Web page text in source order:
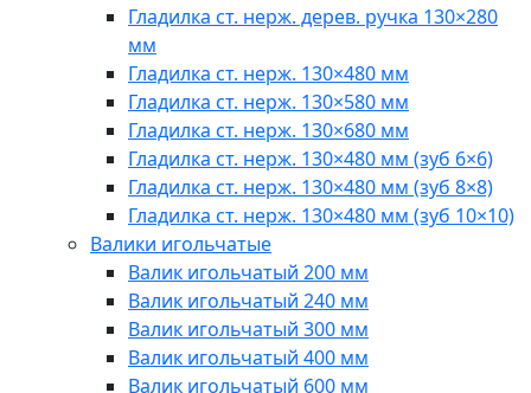
Гладилка ст. нерж. дерев. ручка 130×280
мм
Гладилка ст. нерж. 130×480 мм
Гладилка ст. нерж. 130×580 мм
Гладилка ст. нерж. 130×680 мм
Гладилка ст. нерж. 130×480 мм (зуб 6×6)
Гладилка ст. нерж. 130×480 мм (зуб 8×8)
Гладилка ст. нерж. 130×480 мм (зуб 10×10)
Валики игольчатые
Валик игольчатый 200 мм
Валик игольчатый 240 мм
Валик игольчатый 300 мм
Валик игольчатый 400 мм
Валик игольчатый 600 мм